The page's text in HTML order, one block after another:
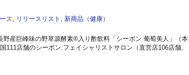
ス リリースリスト
新商品（健康）
野産巨峰味の野草源酵素®入り酢飲料「シーボン 葡萄美人」（本
111店舗のシーボン.フェイシャリストサロン（直営店106店舗、